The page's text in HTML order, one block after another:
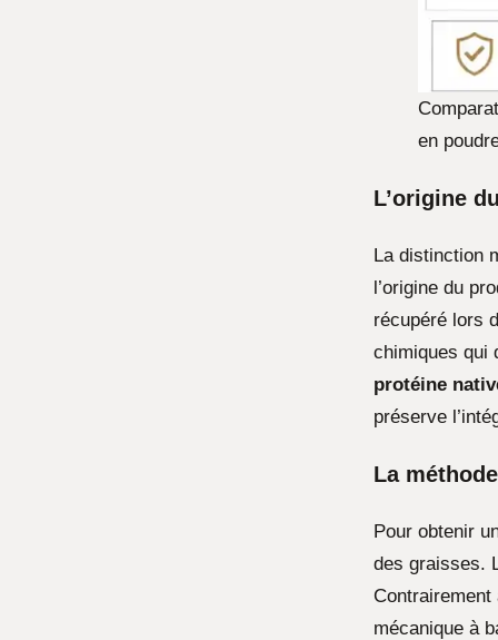
en
L’origine
La distinction
l’origine du
récupéré lors
chimiques qui
protéine
préserve
La
Pour obtenir
des graisses.
Contrairement
mécanique à